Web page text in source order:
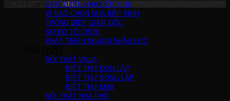
2013 © Copyright byNha Bep Xinh!
GIỚI THIỆU NHÀ BẾP XINH
VÌ SAO CHỌN NHÀ BẾP XINH
THÔNG ĐIỆP GIÁM ĐỐC
SƠ ĐỒ TỔ CHỨC
PHÁT TRIỂN NGUỒN NHÂN LỰC
NỘI THẤT VILLA
BIỆT THỰ ĐƠN LẬP
BIỆT THỰ SONG LẬP
BIỆT THỰ MINI
NỘI THẤT NHÀ PHỐ